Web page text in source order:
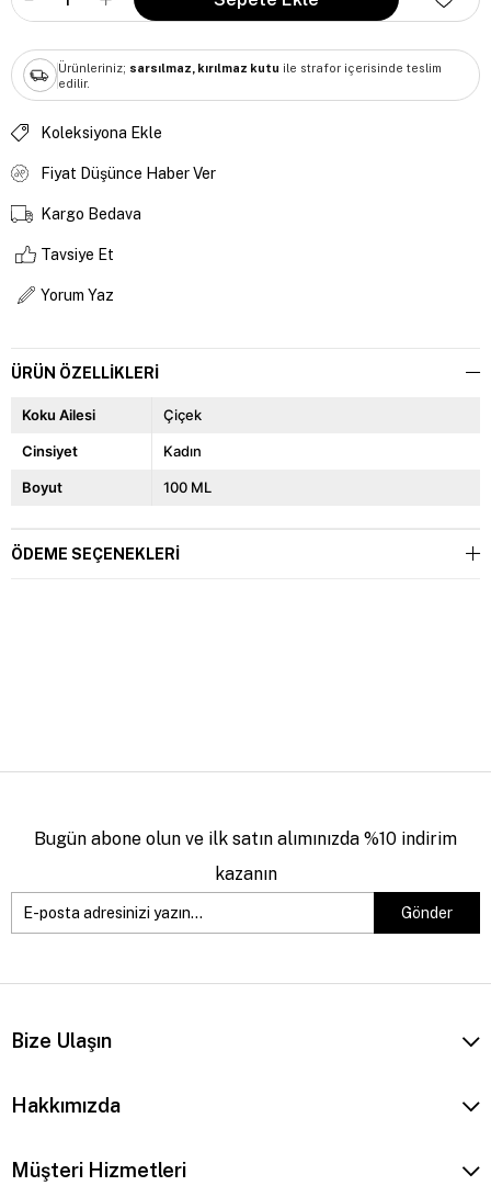
Ürünleriniz; sarsılmaz, kırılmaz kutu ile strafor içerisinde teslim
edilir.
Koleksiyona Ekle
Fiyat Düşünce Haber Ver
Kargo Bedava
Tavsiye Et
Yorum Yaz
ÜRÜN ÖZELLIKLERI
Koku Ailesi Çiçek
Cinsiyet Kadın
Boyut 100 ML
ÖDEME SEÇENEKLERI
Bugün abone olun ve ilk satın alımınızda %10 indirim
kazanın
Gönder
Bize Ulaşın
Hakkımızda
Müşteri Hizmetleri